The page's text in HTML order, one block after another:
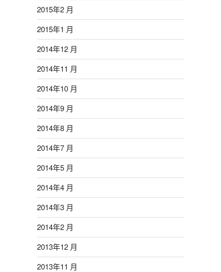
2015年2 月
2015年1 月
2014年12 月
2014年11 月
2014年10 月
2014年9 月
2014年8 月
2014年7 月
2014年5 月
2014年4 月
2014年3 月
2014年2 月
2013年12 月
2013年11 月